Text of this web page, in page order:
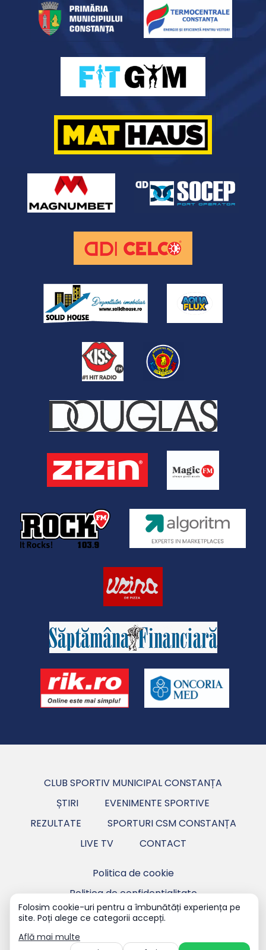
CLUB SPORTIV MUNICIPAL CONSTANȚA
ȘTIRI
EVENIMENTE SPORTIVE
REZULTATE
SPORTURI CSM CONSTANȚA
LIVE TV
CONTACT
Politica de cookie
Politica de confidentialitate
Copyright ©2026 CSM Constanța - Club Sportiv
Folosim cookie-uri pentru a îmbunătăți experiența pe
site. Poți alege ce categorii accepți.
Află mai multe